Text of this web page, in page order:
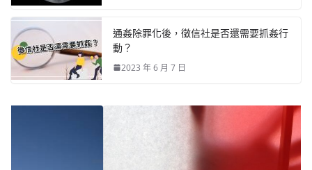
通姦除罪化後，徵信社是否還需要抓姦行
動？
2023 年 6 月 7 日